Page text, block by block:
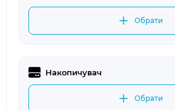
Обрати
Накопичувач
Обрати